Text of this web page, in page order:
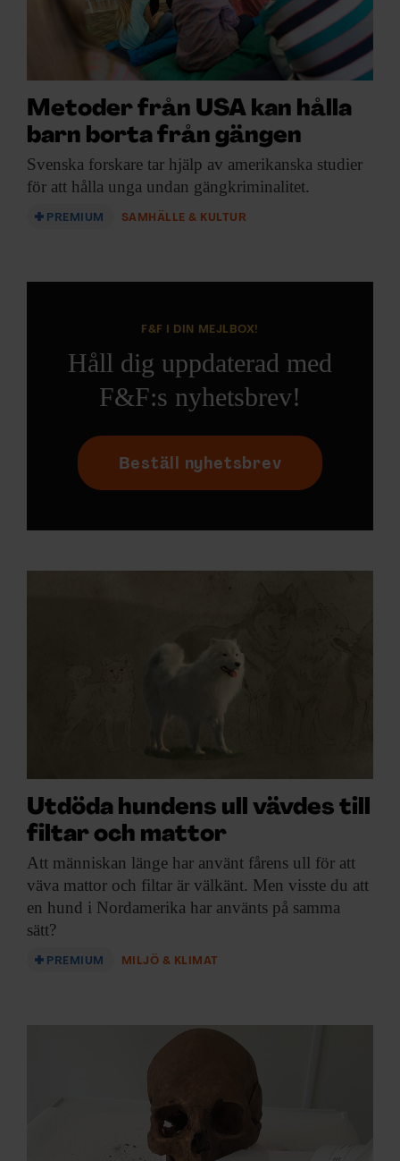
Metoder från USA kan hålla
barn borta från gängen
Svenska forskare tar hjälp av amerikanska studier
för att hålla unga undan gängkriminalitet.
PREMIUM SAMHÄLLE & KULTUR
F&F I DIN MEJLBOX!
Håll dig uppdaterad med
F&F:s nyhetsbrev!
Beställ nyhetsbrev
Utdöda hundens ull vävdes till
filtar och mattor
Att människan länge har använt fårens ull för att
väva mattor och filtar är välkänt. Men visste du att
en hund i Nordamerika har använts på samma
sätt?
PREMIUM MILJÖ & KLIMAT